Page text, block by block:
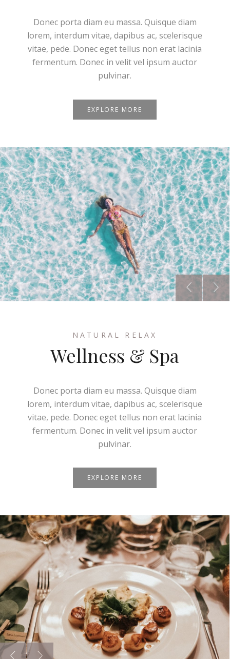
Donec porta diam eu massa. Quisque diam
lorem, interdum vitae, dapibus ac, scelerisque
vitae, pede. Donec eget tellus non erat lacinia
fermentum. Donec in velit vel ipsum auctor
pulvinar.
EXPLORE MORE
NATURAL RELAX
Wellness & Spa
Donec porta diam eu massa. Quisque diam
lorem, interdum vitae, dapibus ac, scelerisque
vitae, pede. Donec eget tellus non erat lacinia
fermentum. Donec in velit vel ipsum auctor
pulvinar.
EXPLORE MORE